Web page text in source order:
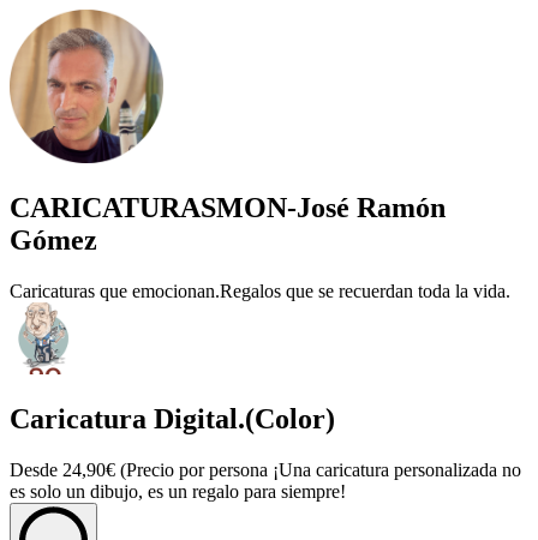
CARICATURASMON-José Ramón
Gómez
Caricaturas que emocionan.Regalos que se recuerdan toda la vida.
Caricatura Digital.(Color)
Desde 24,90€ (Precio por persona ¡Una caricatura personalizada no
es solo un dibujo, es un regalo para siempre!